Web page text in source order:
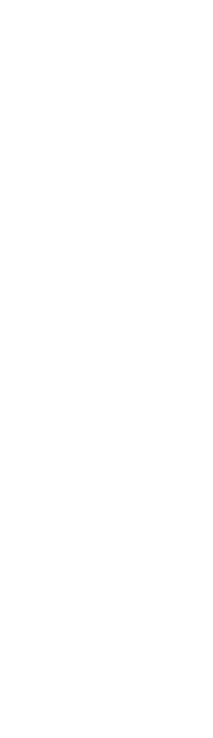
ha
trenes baratos de
Avlo de Renfe
Sevilla con
calculan vender el
y de baja
En la
día antes de que
se ha señalado
España ha tenido
Valenzuela, ha